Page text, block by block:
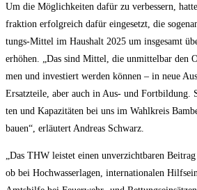
Um die Mög­lich­kei­ten dafür zu ver­bes­sern,
frak­ti­on erfolg­reich dafür ein­ge­setzt, die
tungs-Mit­tel im Haus­halt 2025 um ins­ge­samt
erhö­hen. „Das sind Mit­tel, die unmit­tel­bar den
men und inves­tiert wer­den kön­nen – in neue
Ersatz­tei­le, aber auch in Aus- und
ten und Kapa­zi­tä­ten bei uns im Wahl­kreis
bau­en“, erläu­tert Andre­as Schwarz.
„Das THW leis­tet einen unver­zicht­ba­ren
ob bei Hoch­was­ser­la­gen, inter­na­tio­na­len